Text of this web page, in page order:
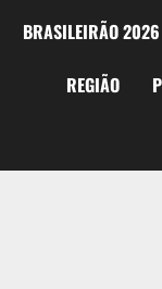
BRASILEIRÃO 2026
REGIÃO